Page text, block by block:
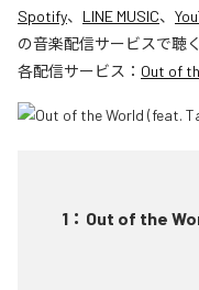
Spotify、 LINE MUSIC、
の音楽配信サービスで聴
各配信サービス： Out of
1 ： Out of the